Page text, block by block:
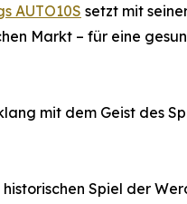
AUTO10S setzt mit
Markt – für eine
mit dem Geist des
Spiel der